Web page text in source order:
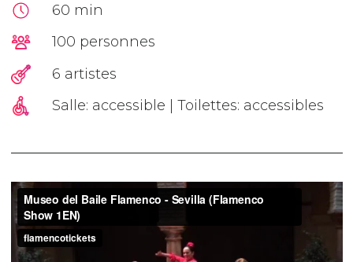
60 min
100 personnes
6 artistes
Salle: accessible | Toilettes: accessibles